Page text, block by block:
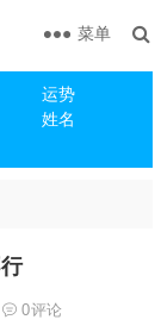
运势
姓名
菜单
0评论